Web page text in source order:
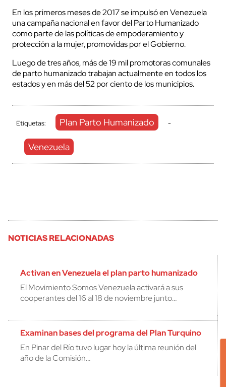
En los primeros meses de 2017 se impulsó en Venezuela
una campaña nacional en favor del Parto Humanizado
como parte de las políticas de empoderamiento y
protección a la mujer, promovidas por el Gobierno.
Luego de tres años, más de 19 mil promotoras comunales
de parto humanizado trabajan actualmente en todos los
estados y en más del 52 por ciento de los municipios.
Etiquetas: Plan Parto Humanizado -
Venezuela
NOTICIAS RELACIONADAS
Activan en Venezuela el plan parto humanizado
El Movimiento Somos Venezuela activará a sus
cooperantes del 16 al 18 de noviembre junto…
Examinan bases del programa del Plan Turquino
En Pinar del Río tuvo lugar hoy la última reunión del
año de la Comisión…